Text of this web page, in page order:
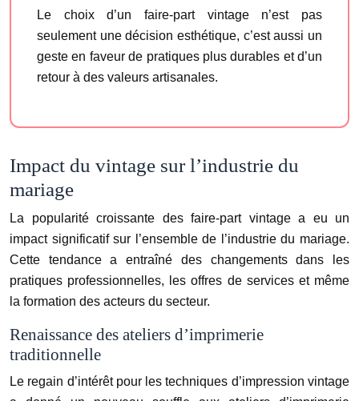
Le choix d’un faire-part vintage n’est pas
seulement une décision esthétique, c’est aussi un
geste en faveur de pratiques plus durables et d’un
retour à des valeurs artisanales.
Impact du vintage sur l’industrie du
mariage
La popularité croissante des faire-part vintage a eu un
impact significatif sur l’ensemble de l’industrie du mariage.
Cette tendance a entraîné des changements dans les
pratiques professionnelles, les offres de services et même
la formation des acteurs du secteur.
Renaissance des ateliers d’imprimerie
traditionnelle
Le regain d’intérêt pour les techniques d’impression vintage